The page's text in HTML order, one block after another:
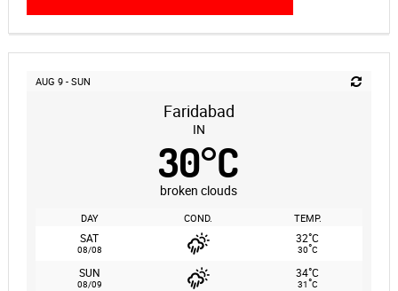
AUG 9 - SUN
Faridabad
IN
30°C
broken clouds
DAY COND. TEMP.
SAT
08/08
32°C
30°C
SUN
08/09
34°C
31°C